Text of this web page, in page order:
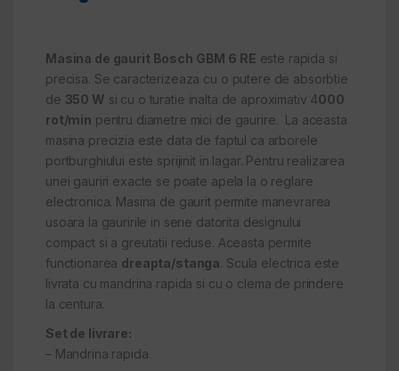
Masina de gaurit Bosch GBM 6 RE este rapida si
precisa. Se caracterizeaza cu o putere de absorbtie
de 350 W si cu o turatie inalta de aproximativ 4000
rot/min pentru diametre mici de gaurire. La aceasta
masina precizia este data de faptul ca arborele
portburghiului este sprijinit in lagar. Pentru realizarea
unei gauriri exacte se poate apela la o reglare
electronica. Masina de gaurit permite manevrarea
usoara la gauririle in serie datorita designului
compact si a greutatii reduse. Aceasta permite
functionarea dreapta/stanga. Scula electrica este
livrata cu mandrina rapida si cu o clema de prindere
la centura.
Set de livrare:
– Mandrina rapida